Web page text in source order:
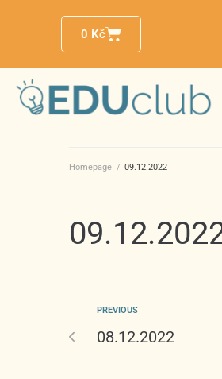
0 Kč
Homepage / 09.12.2022
PREVIOUS
08.12.2022